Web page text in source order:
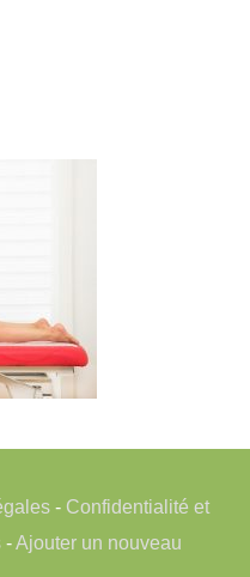
- Confidentialité et
-Ajouter un nouveau